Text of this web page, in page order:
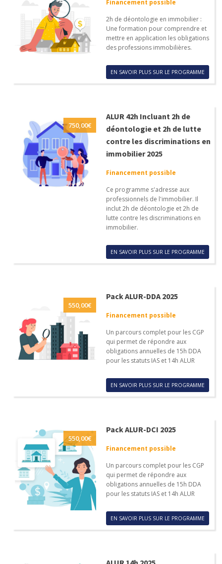
Financement possible
2h de déontologie en immobilier :
Une formation pour comprendre et
mettre en application les obligations
des professions immobilières.
EN SAVOIR PLUS SUR LE PROGRAMME
750,00€
ALUR 42h Incluant 2h de
déontologie et 2h de lutte
contre les discriminations en
immobilier 2025
Financement possible
Ce programme s'adresse aux
professionnels de l'immobilier. Il
inclut 2h de déontologie et 2h de
lutte contre les discriminations en
immobilier.
EN SAVOIR PLUS SUR LE PROGRAMME
550,00€
Pack ALUR-DDA 2025
Financement possible
Un parcours complet pour les CGP
qui permet de répondre aux
obligations annuelles de 15h DDA
pour les statuts IAS et 14h ALUR
EN SAVOIR PLUS SUR LE PROGRAMME
550,00€
Pack ALUR-DCI 2025
Financement possible
Un parcours complet pour les CGP
qui permet de répondre aux
obligations annuelles de 15h DDA
pour les statuts IAS et 14h ALUR
EN SAVOIR PLUS SUR LE PROGRAMME